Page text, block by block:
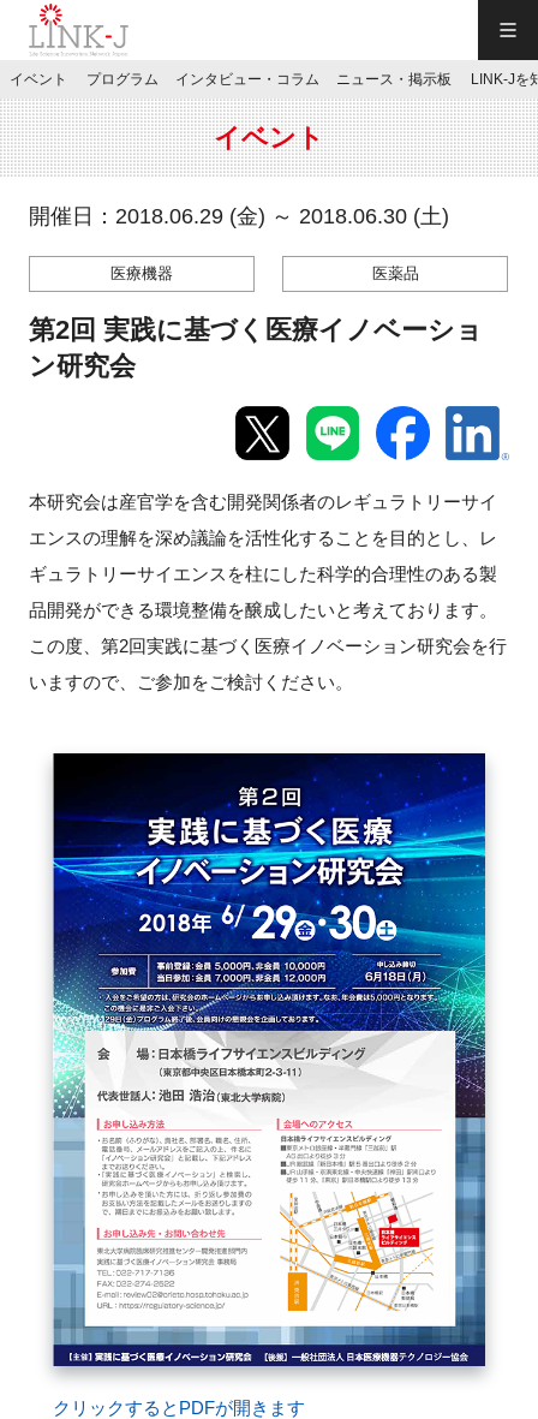
JP／EN
特別会員専用メニュー
施設ご予約
マイページ
新規登録
イベント
ニュース・掲示板
LINK-Jを知る
特別会員
施設・アクセス
FAQ
イベントお知らせメール登録
イベント プログラム インタビュー・コラム ニュース・掲示板 LINK-Jを
イベント
開催日：2018.06.29 (金) ～ 2018.06.30 (土)
医療機器 医薬品
第2回 実践に基づく医療イノベーショ
ン研究会
本研究会は産官学を含む開発関係者のレギュラトリーサイ
エンスの理解を深め議論を活性化することを目的とし、レ
ギュラトリーサイエンスを柱にした科学的合理性のある製
品開発ができる環境整備を醸成したいと考えております。
この度、第2回実践に基づく医療イノベーション研究会を行
いますので、ご参加をご検討ください。
クリックするとPDFが開きます